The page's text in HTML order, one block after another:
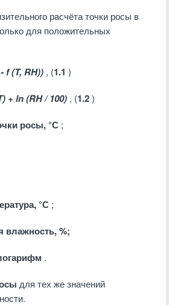
расчёта точки росы в
для положительных
f (T, RH)) , (1.1 )
+ ln (RH / 100) , (1.2)
росы, °С ;
°С ;
влажность, %;
.
для тех же значений